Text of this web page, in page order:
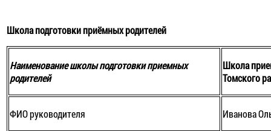
Школа подготовки приёмных родителей
Наименование школы подготовки приемных
родителей
Школа
Томского
ФИО руководителя Иванова